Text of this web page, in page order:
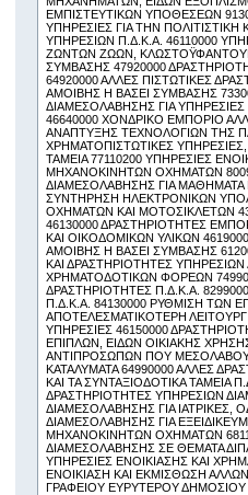
ΕΜΠΙΣΤΕΥΤΙΚΩΝ ΥΠΟΘΕΣΕΩΝ
ΥΠΗΡΕΣΙΕΣ ΓΙΑ ΤΗΝ
ΥΠΗΡΕΣΙΩΝ Π.Δ.Κ.Α. 46110000
ΖΩΝΤΩΝ ΖΩΩΝ,
ΣΥΜΒΑΣΗΣ 47920000
64920000 ΑΛΛΕΣ ΠΙΣΤΩΤΙΚΕΣ
ΑΜΟΙΒΗΣ Η ΒΑΣΕΙ ΣΥΜΒΑΣΗΣ
ΔΙΑΜΕΣΟΛΑΒΗΣΗΣ ΓΙΑ ΥΠΗΡΕΣΙΕΣ
46640000 ΧΟΝΔΡΙΚΟ ΕΜΠΟΡΙΟ
ΑΝΑΠΤΥΞΗΣ ΤΕΧΝΟΛΟΓΙΩΝ ΤΗΣ
ΧΡΗΜΑΤΟΠΙΣΤΩΤΙΚΕΣ ΥΠΗΡΕΣΙΕΣ,
ΤΑΜΕΙΑ 77110200 ΥΠΗΡΕΣΙΕΣ
ΜΗΧΑΝΟΚΙΝΗΤΩΝ ΟΧΗΜΑΤΩΝ
ΔΙΑΜΕΣΟΛΑΒΗΣΗΣ ΓΙΑ ΜΑΘΗΜΑΤΑ
ΣΥΝΤΗΡΗΣΗ ΗΛΕΚΤΡΟΝΙΚΩΝ
ΟΧΗΜΑΤΩΝ ΚΑΙ ΜΟΤΟΣΙΚΛΕΤΩΝ
46130000 ΔΡΑΣΤΗΡΙΟΤΗΤΕΣ
ΚΑΙ ΟΙΚΟΔΟΜΙΚΩΝ ΥΛΙΚΩΝ
ΑΜΟΙΒΗΣ Η ΒΑΣΕΙ ΣΥΜΒΑΣΗΣ
ΚΑΙ ΔΡΑΣΤΗΡΙΟΤΗΤΕΣ
ΧΡΗΜΑΤΟΔΟΤΙΚΩΝ ΦΟΡΕΩΝ
ΔΡΑΣΤΗΡΙΟΤΗΤΕΣ Π.Δ.Κ.Α.
Π.Δ.Κ.Α. 84130000 ΡΥΘΜΙΣΗ ΤΩΝ
ΑΠΟΤΕΛΕΣΜΑΤΙΚΟΤΕΡΗ
ΥΠΗΡΕΣΙΕΣ 46150000
ΕΠΙΠΛΩΝ, ΕΙΔΩΝ ΟΙΚΙΑΚΗΣ
ΑΝΤΙΠΡΟΣΩΠΩΝ ΠΟΥ
ΚΑΤΑΛΥΜΑΤΑ 64990000 ΑΛΛΕΣ
ΚΑΙ ΤΑ ΣΥΝΤΑΞΙΟΔΟΤΙΚΑ ΤΑΜΕΙΑ
ΔΡΑΣΤΗΡΙΟΤΗΤΕΣ ΥΠΗΡΕΣΙΩΝ
ΔΙΑΜΕΣΟΛΑΒΗΣΗΣ ΓΙΑ ΙΑΤΡΙΚΕΣ,
ΔΙΑΜΕΣΟΛΑΒΗΣΗΣ ΓΙΑ
ΜΗΧΑΝΟΚΙΝΗΤΩΝ ΟΧΗΜΑΤΩΝ
ΔΙΑΜΕΣΟΛΑΒΗΣΗΣ ΣΕ ΘΕΜΑΤΑ
ΥΠΗΡΕΣΙΕΣ ΕΝΟΙΚΙΑΣΗΣ ΚΑΙ
ΕΝΟΙΚΙΑΣΗ ΚΑΙ ΕΚΜΙΣΘΩΣΗ
ΓΡΑΦΕΙΟΥ ΕΥΡΥΤΕΡΟΥ